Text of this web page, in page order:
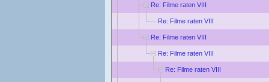
Re: Filme raten VIII
Re: Filme raten VIII
Re: Filme raten VIII
Re: Filme raten VIII
Re: Filme raten VIII